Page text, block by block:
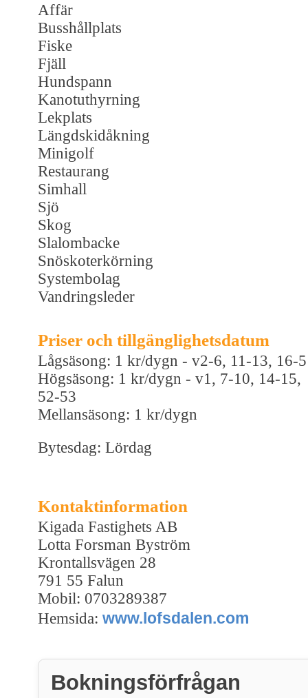
Affär
Busshållplats
Fiske
Fjäll
Hundspann
Kanotuthyrning
Lekplats
Längdskidåkning
Minigolf
Restaurang
Simhall
Sjö
Skog
Slalombacke
Snöskoterkörning
Systembolag
Vandringsleder
Priser och tillgänglighetsdatum
Lågsäsong: 1 kr/dygn - v2-6, 11-13, 16-
Högsäsong: 1 kr/dygn - v1, 7-10, 14-15,
52-53
Mellansäsong: 1 kr/dygn
Bytesdag: Lördag
Kontaktinformation
Kigada Fastighets AB
Lotta Forsman Byström
Krontallsvägen 28
791 55 Falun
Mobil: 0703289387
Hemsida: www.lofsdalen.com
Bokningsförfrågan